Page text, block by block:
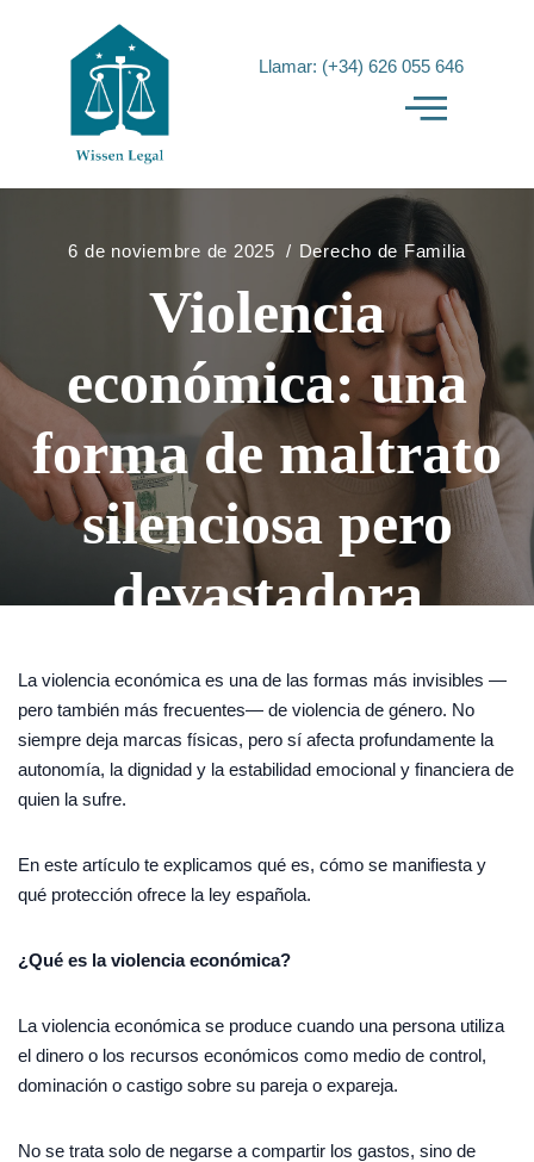
Llamar: (+34) 626 055 646
6 de noviembre de 2025 Derecho de Familia
Violencia
económica: una
forma de maltrato
silenciosa pero
devastadora
La violencia económica es una de las formas más invisibles —
pero también más frecuentes— de violencia de género. No
siempre deja marcas físicas, pero sí afecta profundamente la
autonomía, la dignidad y la estabilidad emocional y financiera de
quien la sufre.
En este artículo te explicamos qué es, cómo se manifiesta y
qué protección ofrece la ley española.
¿Qué es la violencia económica?
La violencia económica se produce cuando una persona utiliza
el dinero o los recursos económicos como medio de control,
dominación o castigo sobre su pareja o expareja.
No se trata solo de negarse a compartir los gastos, sino de